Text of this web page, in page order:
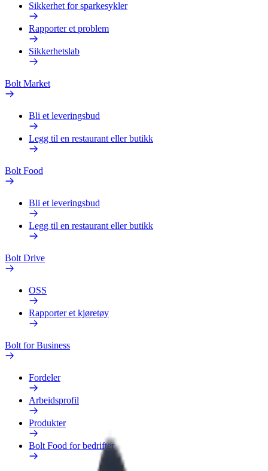
Sikkerhet for sparkesykler
Rapporter et problem
Sikkerhetslab
Bolt Market
Bli et leveringsbud
Legg til en restaurant eller butikk
Bolt Food
Bli et leveringsbud
Legg til en restaurant eller butikk
Bolt Drive
OSS
Rapporter et kjøretøy
Bolt for Business
Fordeler
Arbeidsprofil
Produkter
Bolt Food for bedrifter